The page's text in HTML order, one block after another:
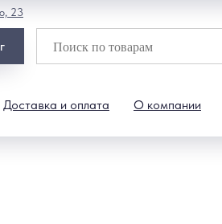
Доставка и оплата О компании
23